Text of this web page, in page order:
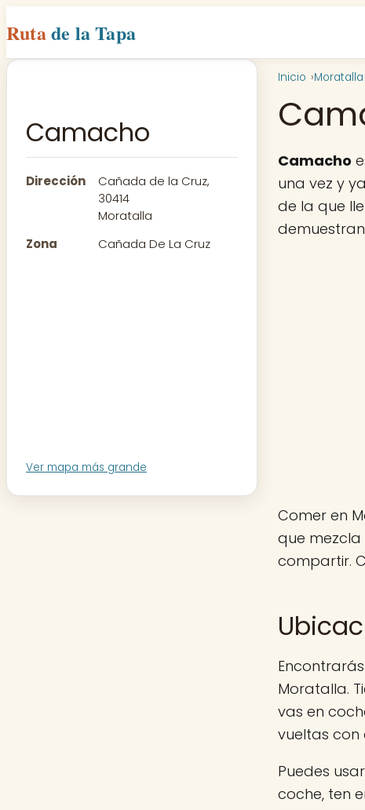
Rutade la Tapa
Camacho
Dirección
Cañada de la Cruz,
30414
Moratalla
Zona
Cañada De La Cruz
Ver mapa más grande
Inicio Moratalla
Camacho
una vez y
de la que
Comer en
que
compartir.
Moratalla.
vas en
vueltas con
Puedes
coche, ten